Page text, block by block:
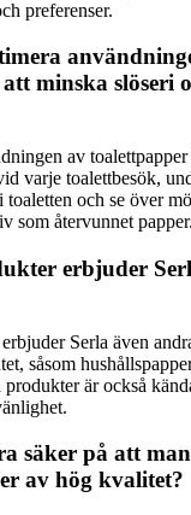
preferenser.
minska slöseri
av
varje toalettbesök,
toaletten och se över
som återvunnet papper.
erbjuder
Serla även
såsom
är också
säker på att
av hög kvalitet?